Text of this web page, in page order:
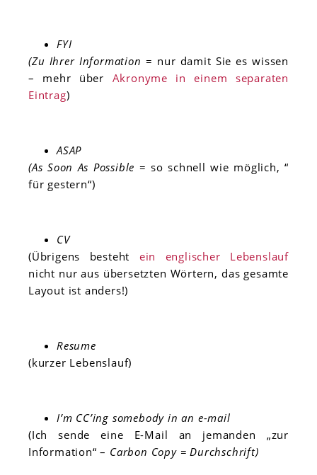
FYI
(Zu Ihrer Information = nur damit Sie es wissen
– mehr über Akronyme in einem separaten
Eintrag)
ASAP
(As Soon As Possible = so schnell wie möglich, “
für gestern“)
CV
(Übrigens besteht ein englischer Lebenslauf
nicht nur aus übersetzten Wörtern, das gesamte
Layout ist anders!)
Resume
(kurzer Lebenslauf)
I’m CC’ing somebody in an e-mail
(Ich sende eine E-Mail an jemanden „zur
Information“ – Carbon Copy = Durchschrift)